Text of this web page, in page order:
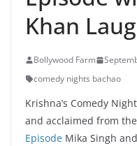
Khan
Bollywood Farm
comedy nights bachao
Krishna’s Comedy
and acclaimed from
Episode Mika Singh